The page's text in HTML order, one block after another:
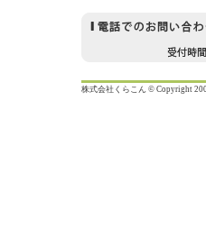
株式会社くらこん © Copyright